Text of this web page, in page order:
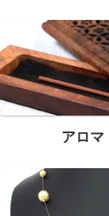
アロマ